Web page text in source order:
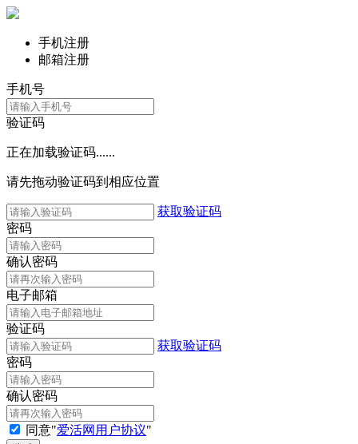
手机注册
邮箱注册
手机号
验证码
正在加载验证码......
请先拖动验证码到相应位置
获取验证码
密码
确认密码
电子邮箱
验证码
获取验证码
密码
确认密码
同意"爱活网用户协议"